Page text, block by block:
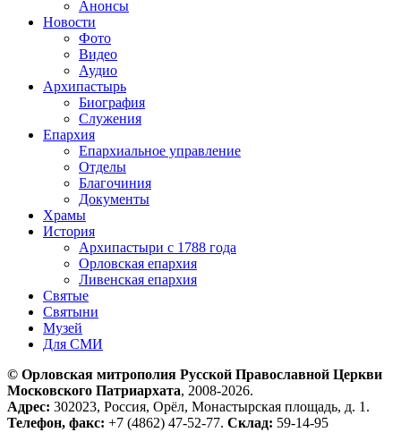
Анонсы
Новости
Фото
Видео
Аудио
Архипастырь
Биография
Служения
Епархия
Епархиальное управление
Отделы
Благочиния
Документы
Храмы
История
Архипастыри с 1788 года
Орловская епархия
Ливенская епархия
Святые
Святыни
Музей
Для СМИ
© Орловская митрополия Русской Православной Церкви
Московского Патриархата, 2008-2026.
Адрес: 302023, Россия, Орёл, Монастырская площадь, д. 1.
Телефон, факс: +7 (4862) 47-52-77. Склад: 59-14-95